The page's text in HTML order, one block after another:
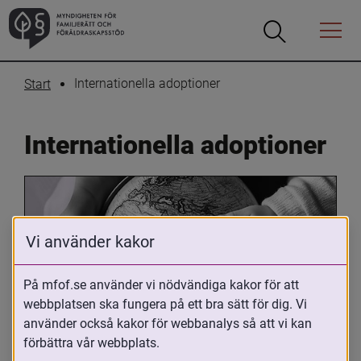
Öppna
Öppna
Menyn
Start Internationella adoptioner
Internationella adoptioner
Oavsett om du är adopterad,
adoptivförälder eller arbetar med
Vi använder kakor
På mfof.se använder vi nödvändiga kakor för att
webbplatsen ska fungera på ett bra sätt för dig. Vi
använder också kakor för webbanalys så att vi kan
förbättra vår webbplats.